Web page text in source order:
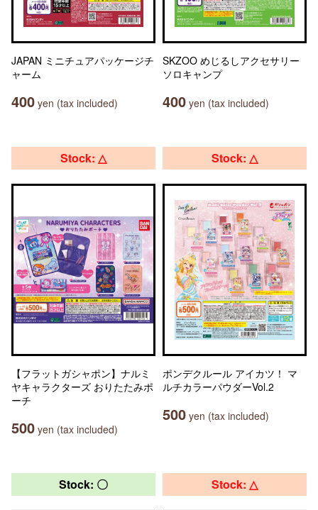
JAPAN ミニチュアパッケージチ
ャーム
400 yen (tax included)
SKZOO めじるしアクセサリー
ソロキャンプ
400 yen (tax included)
Stock: △
【フラットガシャポン】ナルミ
ヤキャラクターズ おりたたみポ
ーチ
500 yen (tax included)
Stock: △
ポンデクルール アイカツ！ マ
ルチカラーパウダーVol.2
500 yen (tax included)
Stock: 〇 Stock: △